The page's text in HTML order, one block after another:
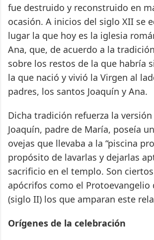
fue destruido y reconstruido en
ocasión. A inicios del siglo XII se
lugar la que hoy es la iglesia
Ana, que, de acuerdo a la
sobre los restos de la que habría
la que nació y vivió la Virgen al
padres, los santos Joaquín y Ana.
Dicha tradición refuerza la
Joaquín, padre de María, poseía
ovejas que llevaba a la “piscina
propósito de lavarlas y dejarlas
sacrificio en el templo. Son
apócrifos como el Protoevangelio
(siglo II) los que amparan este
Orígenes de la celebración